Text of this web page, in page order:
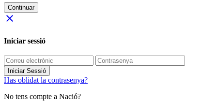
Continuar
close
Iniciar sessió
Iniciar Sessió
Has oblidat la contrasenya?
No tens compte a Nació?